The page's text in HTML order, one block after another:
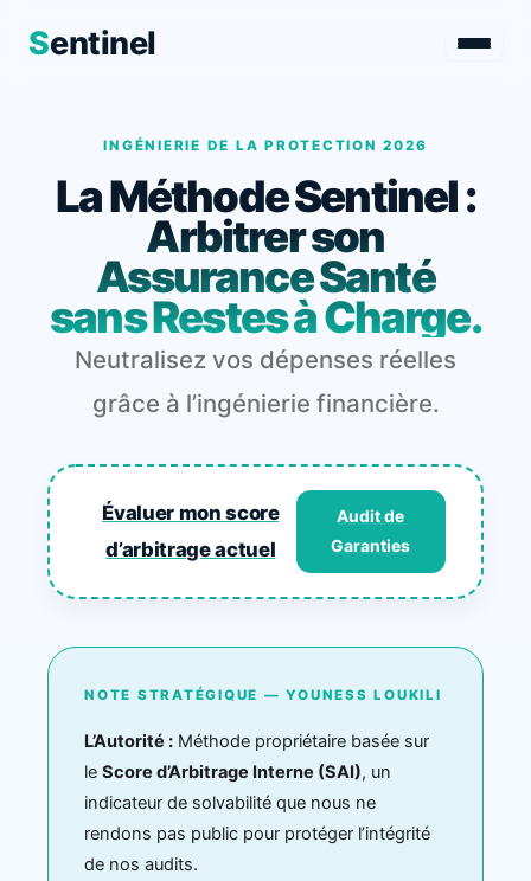
Sentinel
INGÉNIERIE DE LA PROTECTION 2026
La Méthode Sentinel :
Arbitrer son
Assurance Santé
sans Restes à Charge.
Neutralisez vos dépenses réelles
grâce à l’ingénierie financière.
Évaluer mon score
d’arbitrage actuel
Audit de
Garanties
NOTE STRATÉGIQUE — YOUNESS LOUKILI
L’Autorité : Méthode propriétaire basée sur
le Score d’Arbitrage Interne (SAI), un
indicateur de solvabilité que nous ne
rendons pas public pour protéger l’intégrité
de nos audits.